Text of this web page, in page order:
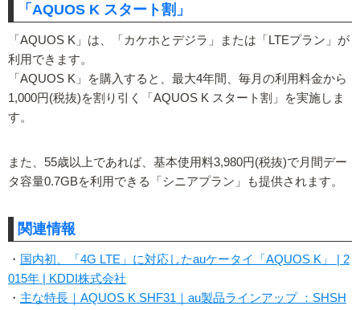
「AQUOS K スタート割」
「AQUOS K」は、「カケホとデジラ」または「LTEプラン」が
利用できます。
「AQUOS K」を購入すると、最大4年間、毎月の利用料金から
1,000円(税抜)を割り引く「AQUOS K スタート割」を実施しま
す。
また、55歳以上であれば、基本使用料3,980円(税抜)で月間デー
タ容量0.7GBを利用できる「シニアプラン」も提供されます。
関連情報
・ 国内初、「4G LTE」に対応したauケータイ「AQUOS K」 | 2
015年 | KDDI株式会社
・ 主な特長｜AQUOS K SHF31｜au製品ラインアップ ：SHSH